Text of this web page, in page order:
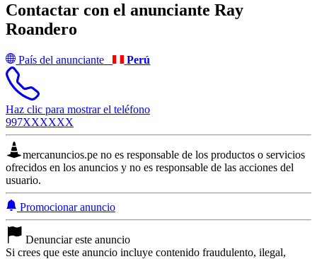
Contactar con el anunciante Ray
Roandero
País del anunciante Perú
Haz clic para mostrar el teléfono
997XXXXXX
mercanuncios.pe no es responsable de los productos o servicios
ofrecidos en los anuncios y no es responsable de las acciones del
usuario.
Promocionar anuncio
Denunciar este anuncio
Si crees que este anuncio incluye contenido fraudulento, ilegal,